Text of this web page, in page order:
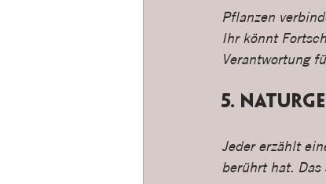
Pflanzen
Ihr könnt
Verantwortung
5.
Jeder erzählt
berührt hat.